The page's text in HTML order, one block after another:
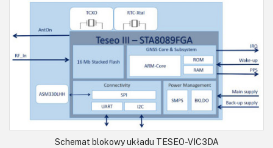
Schemat blokowy układu TESEO-VIC3DA